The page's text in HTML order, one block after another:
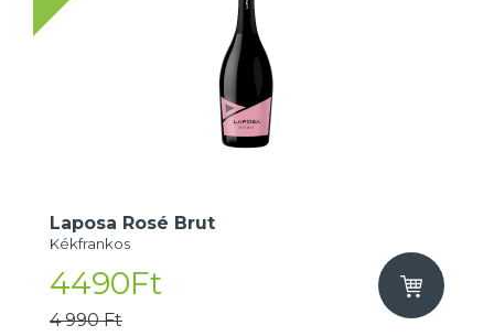
Laposa Rosé Brut
Kékfrankos
4490Ft
4 990 Ft